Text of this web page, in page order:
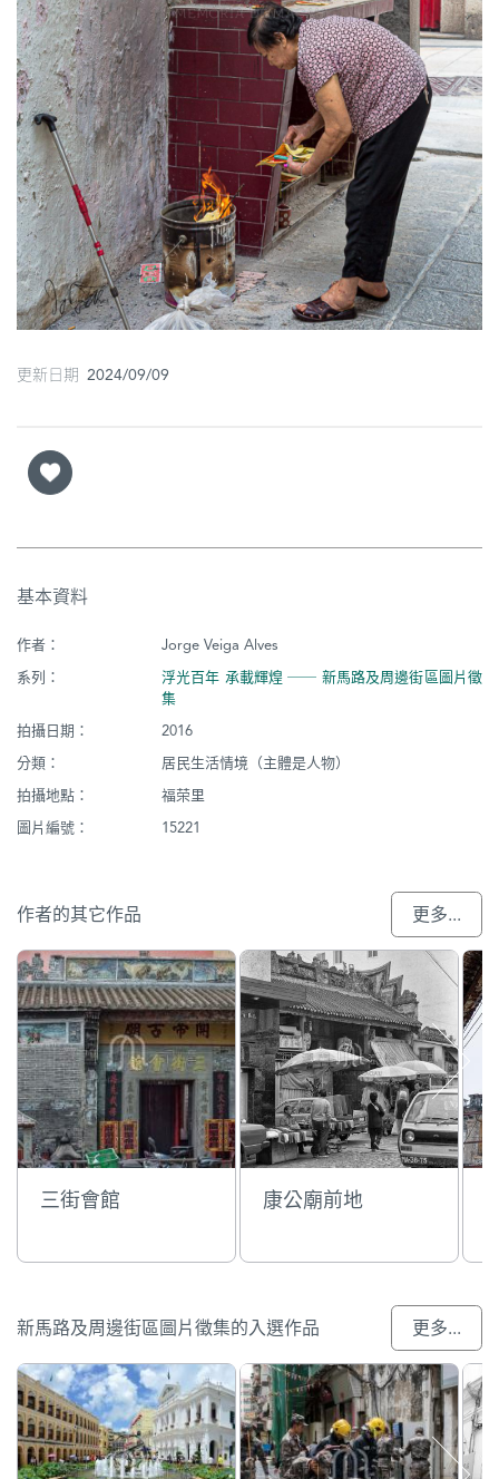
巴
士
教
堂
街
市
更新日期 2024/09/09
基本資料
作者：
Jorge Veiga Alves
系列：
浮光百年 承載輝煌 ── 新馬路及周邊街區圖片徵
集
拍攝日期：
2016
分類：
居民生活情境（主體是人物）
拍攝地點：
福荣里
圖片編號：
15221
作者的其它作品 更多...
三街會館 康公廟前地
新馬路及周邊街區圖片徵集的入選作品 更多...